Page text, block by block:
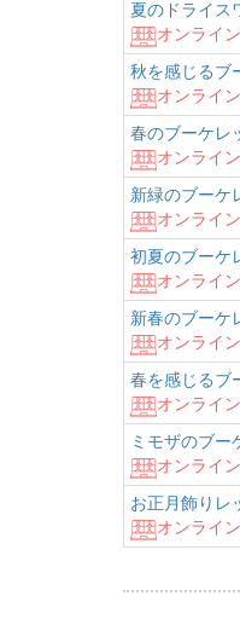
夏のドライス
オンライ
秋を感じるブ
オンライ
春のブーケレ
オンライ
新緑のブーケ
オンライ
初夏のブーケ
オンライ
新春のブーケ
オンライ
春を感じるブ
オンライ
ミモザのブー
オンライ
お正月飾りレ
オンライ